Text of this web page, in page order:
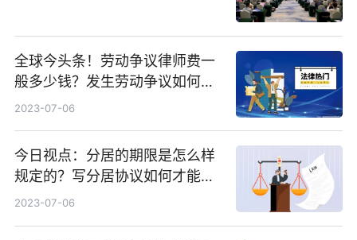
全球今头条！劳动争议律师费一
般多少钱？发生劳动争议如何算
工资？
2023-07-06
今日视点：分居的期限是怎么样
规定的？写分居协议如何才能有
效？
2023-07-06